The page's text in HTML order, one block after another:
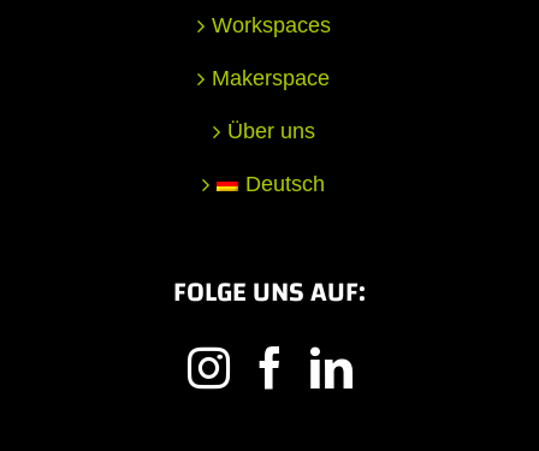
Workspaces
Makerspace
Über uns
Deutsch
FOLGE UNS AUF: